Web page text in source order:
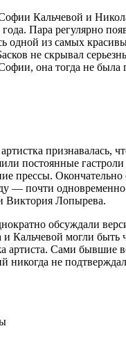
Кальчевой и
Пара регулярно
одной из самых
не скрывал
она тогда не была
признавалась,
постоянные
прессы. Окончательно
— почти
Виктория Лопырева.
обсуждали
и Кальчевой могли быть
артиста. Сами бывшие
никогда не